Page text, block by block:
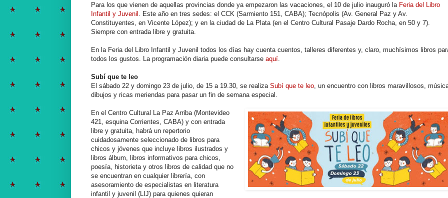
Para los que vienen de aquellas provincias donde ya empezaron las vacaciones, el 10 de julio inauguró la Feria del Libro
Infantil y Juvenil
. Este año en tres sedes: el CCK (Sarmiento 151, CABA); Tecnópolis (Av. General Paz y Av.
Constituyentes, en Vicente López); y en la ciudad de La Plata (en el Centro Cultural Pasaje Dardo Rocha, en 50 y 7).
Siempre con entrada libre y gratuita.
En la Feria del Libro Infantil y Juvenil todos los días hay cuenta cuentos, talleres diferentes y, claro, muchísimos libros
todos los gustos. La programación diaria puede consultarse aquí
Subí que te leo
El sábado 22 y domingo 23 de julio, de 15 a 19.30, se realiza Subí que te leo , un encuentro con libros maravillosos,
dibujos y ricas meriendas para pasar un fin de semana especial.
En el Centro Cultural La Paz Arriba (Montevideo
421, esquina Corrientes, CABA) y con entrada
libre y gratuita, habrá un repertorio
cuidadosamente seleccionado de libros para
chicos y jóvenes que incluye libros ilustrados y
libros álbum, libros informativos para chicos,
poesía, historieta y otros libros de calidad que no
se encuentran en cualquier librería, con
asesoramiento de especialistas en literatura
infantil y juvenil (LIJ) para quienes quieran